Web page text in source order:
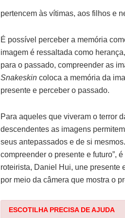
pertencem às vítimas, aos filhos e
É possível perceber a memória
imagem é ressaltada como
para o passado, compreender as
Snakeskin coloca a memória da
presente e perceber o passado.
Para aqueles que viveram o terror
descendentes as imagens
seus antepassados e de si
compreender o presente e futuro”,
roteirista, Daniel Hui, une presente
por meio da câmera que mostra o
ESCOTILHA PRECISA DE AJUDA